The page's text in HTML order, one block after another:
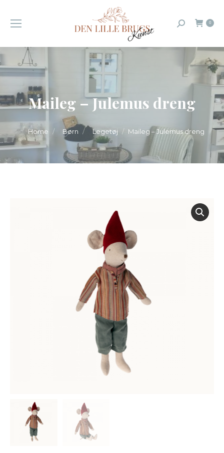
Search: 0
Maileg – Julemus dreng
You are here:
Home Børn Legetøj Maileg – Julemus dreng